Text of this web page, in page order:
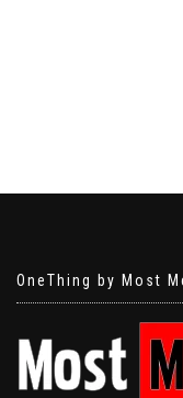
OneThing by Most